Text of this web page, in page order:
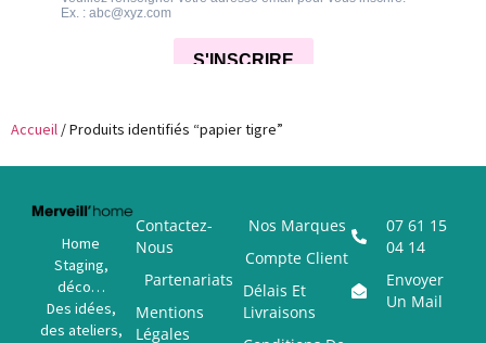
Accueil / Produits identifiés “papier tigre”
Home
Staging,
déco…
Des idées,
des ateliers,
Contactez-
Nous
Partenariats
Mentions
Légales
Nos Marques
Compte Client
Délais Et
Livraisons
07 61 15
04 14
Envoyer
Un Mail